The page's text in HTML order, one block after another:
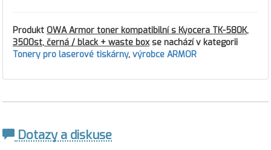
Produkt OWA Armor toner kompatibilní s Kyocera TK-580K,
3500st, černá / black + waste boxse nachází v kategorii
Tonery pro laserové tiskárny, výrobce ARMOR
Dotazy a diskuse